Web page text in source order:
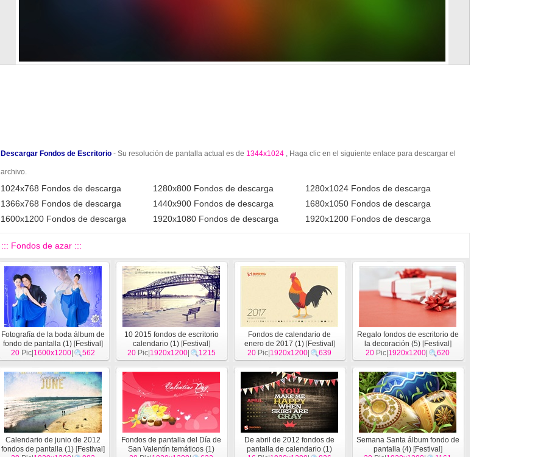
Descargar Fondos de Escritorio - Su resolución de pantalla actual es de 1344x1024 , Haga clic en el siguiente enlace para descargar el
archivo.
1024x768 Fondos de descarga 1280x800 Fondos de descarga
1280x1024 Fondos de descarga
1366x768 Fondos de descarga
1440x900 Fondos de descarga
1680x1050 Fondos de descarga
1600x1200 Fondos de descarga
1920x1080 Fondos de descarga 1920x1200 Fondos de descarga
::: Fondos de azar :::
Fotografía de la boda álbum de
fondo de pantalla (1) [Festival ]
20 Pic| 1600x1200 562
10 2015 fondos de escritorio
calendario (1)[Festival ]
20Pic| 1920x1200| 1215
Fondos de calendario de
enero de 2017 (1)[Festival ]
20 Pic| 1920x1200 639
Regalo fondos de escritorio de
la decoración (5)[Festival ]
20 Pic| 1920x1200 620
Calendario de junio de 2012
fondos de pantalla (1) [Festival ]
Fondos de pantalla del Día de
San Valentín temáticos (1)
De abril de 2012 fondos de
pantalla de calendario (1)
Semana Santa álbum fondo de
pantalla (4)[Festival ]